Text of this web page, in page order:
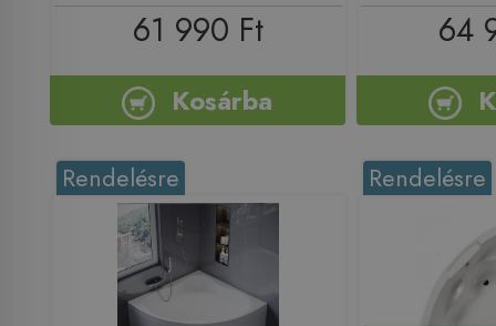
61 990 Ft
Kosárba
64
Rendelésre Rendelésre